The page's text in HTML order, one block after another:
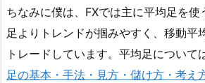
ちなみに僕は、FXでは主に平均足を使
足よりトレンドが掴みやすく、移動平
トレードしています。平均足につい
足の基本・手法・見方・儲け方・考え